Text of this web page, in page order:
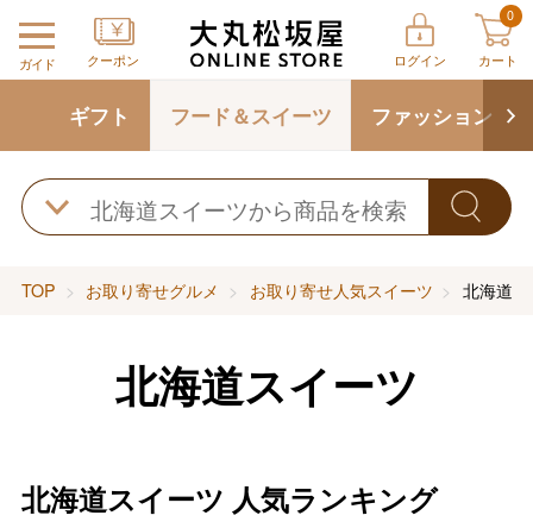
ガイド クーポン ログイン
0
カート
ギフト フード＆スイーツ ファッション
TOP お取り寄せグルメ お取り寄せ人気スイーツ 北海道
北海道スイーツ
北海道スイーツ 人気ランキング